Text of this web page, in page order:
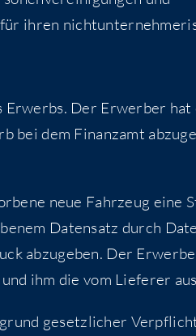
ihren
Erwerbs. Der Erwer­ber
bei dem Finanz­amt
neue Fahr­zeug
Daten­satz durch
abzu­ge­ben. Der
ihm die vom Lie­fe­rer
gesetz­li­cher